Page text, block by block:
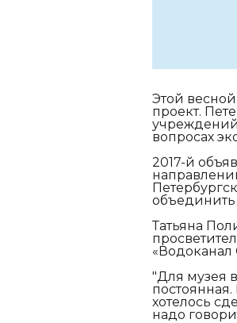
Этой
проект.
учреждений
вопросах
2017-й
объединить
Татьяна
«Водоканал
"Для музея
хотелось
надо